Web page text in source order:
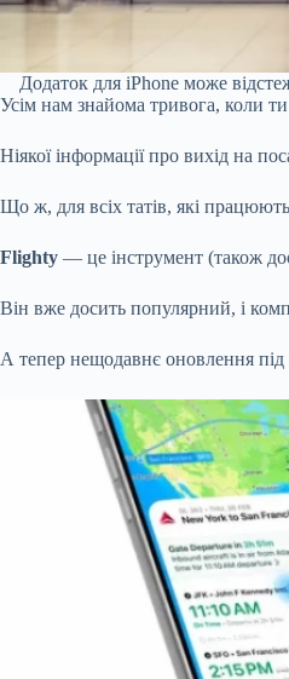
Додаток для iPhone може
Усім нам знайома тривога, коли
Ніякої інформації про вихід на
Що ж, для всіх татів, які
Flighty — це інструмент (також
Він вже досить популярний, і
А тепер нещодавнє оновлення під